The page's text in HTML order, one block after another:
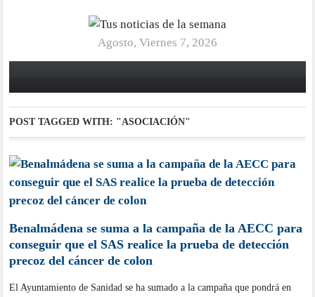
Agosto, Viernes 7, 2026
POST TAGGED WITH: "ASOCIACIÓN"
Benalmádena se suma a la campaña de la AECC para
conseguir que el SAS realice la prueba de detección
precoz del cáncer de colon
El Ayuntamiento de Sanidad se ha sumado a la campaña que pondrá en